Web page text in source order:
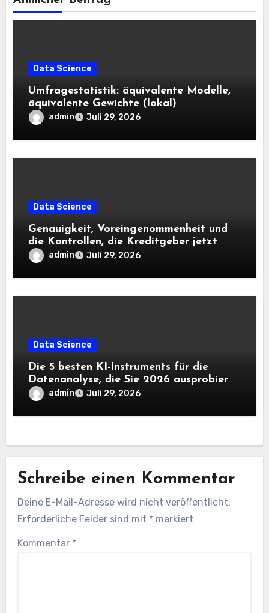
Data Science
Umfragestatistik: äquivalente Modelle,
äquivalente Gewichte (lokal)
admin Juli 29, 2026
Data Science
Genauigkeit, Voreingenommenheit und
die Kontrollen, die Kreditgeber jetzt
benötigen |
admin Juli 29, 2026
Data Science
Die 5 besten KI-Instruments für die
Datenanalyse, die Sie 2026 ausprobieren
solltenadmin Juli 29, 2026
Schreibe einen Kommentar
Deine E-Mail-Adresse wird nicht veröffentlicht.
Erforderliche Felder sind mit * markiert
Kommentar *